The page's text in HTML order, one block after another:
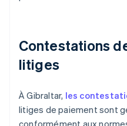
Contestations
litiges
À Gibraltar, les
litiges de paiement sont